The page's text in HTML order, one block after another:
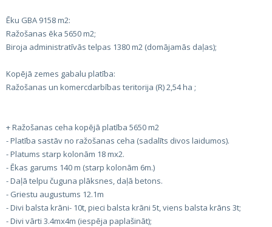
Ēku GBA 9158 m2:
Ražošanas ēka 5650 m2;
Biroja administratīvās telpas 1380 m2 (domājamās daļas);
Kopējā zemes gabalu platība:
Ražošanas un komercdarbības teritorija (R) 2,54 ha ;
+ Ražošanas ceha kopējā platība 5650 m2
- Platība sastāv no ražošanas ceha (sadalīts divos laidumos).
- Platums starp kolonām 18 mx2.
- Ēkas garums 140 m (starp kolonām 6m.)
- Daļā telpu čuguna plāksnes, daļā betons.
- Griestu augustums 12.1m
- Divi balsta krāni- 10t, pieci balsta krāni 5t, viens balsta krāns 3t;
- Divi vārti 3.4mx4m (iespēja paplašināt);